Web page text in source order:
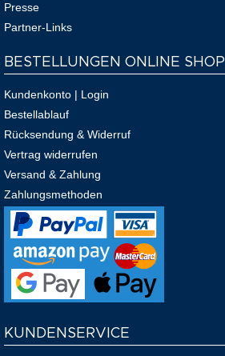
Presse
Partner-Links
BESTELLUNGEN ONLINE SHOP
Kundenkonto | Login
Bestellablauf
Rücksendung & Widerruf
Vertrag widerrufen
Versand & Zahlung
Zahlungsmethoden
KUNDENSERVICE